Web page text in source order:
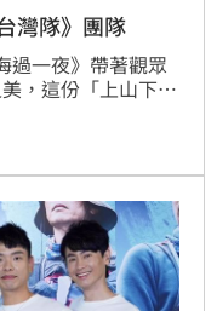
灣隊》團隊
過一夜》帶著觀眾
，這份「上山下
生幹大事」系列
途，刷新台灣實境
吧！台灣隊》幕後
、節目製作人陳鉦